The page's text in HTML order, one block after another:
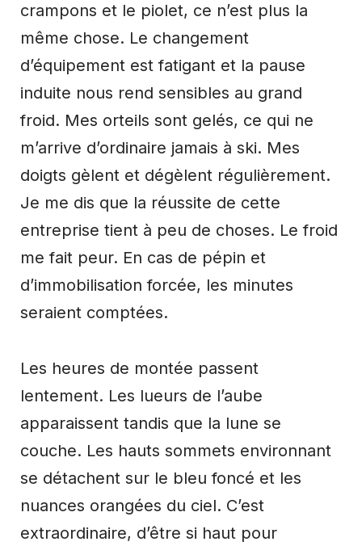
crampons et le piolet, ce n’est plus la
même chose. Le changement
d’équipement est fatigant et la pause
induite nous rend sensibles au grand
froid. Mes orteils sont gelés, ce qui ne
m’arrive d’ordinaire jamais à ski. Mes
doigts gèlent et dégèlent régulièrement.
Je me dis que la réussite de cette
entreprise tient à peu de choses. Le froid
me fait peur. En cas de pépin et
d’immobilisation forcée, les minutes
seraient comptées.
Les heures de montée passent
lentement. Les lueurs de l’aube
apparaissent tandis que la lune se
couche. Les hauts sommets environnant
se détachent sur le bleu foncé et les
nuances orangées du ciel. C’est
extraordinaire, d’être si haut pour